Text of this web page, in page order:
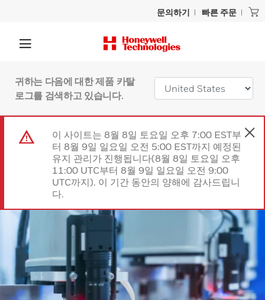
문의하기 빠른 주문
귀하는 다음에 대한 제품 카탈
로그를 검색하고 있습니다.
이 사이트는 8월 8일 토요일 오후 7:00 EST부
터 8월 9일 일요일 오전 5:00 EST까지 예정된
유지 관리가 진행됩니다(8월 8일 토요일 오후
11:00 UTC부터 8월 9일 일요일 오전 9:00
UTC까지). 이 기간 동안의 양해에 감사드립니
다.